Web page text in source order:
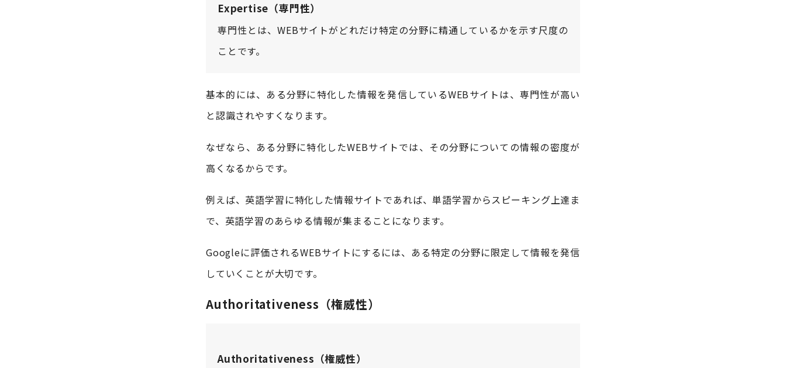
Expertise（専門性）
専門性とは、WEBサイトがどれだけ特定の分野に精通しているかを示す尺度の
ことです。
基本的には、ある分野に特化した情報を発信しているWEBサイトは、専門性が高い
と認識されやすくなります。
なぜなら、ある分野に特化したWEBサイトでは、その分野についての情報の密度が
高くなるからです。
例えば、英語学習に特化した情報サイトであれば、単語学習からスピーキング上達ま
で、英語学習のあらゆる情報が集まることになります。
Googleに評価されるWEBサイトにするには、ある特定の分野に限定して情報を発信
していくことが大切です。
Authoritativeness（権威性）
Authoritativeness（権威性）